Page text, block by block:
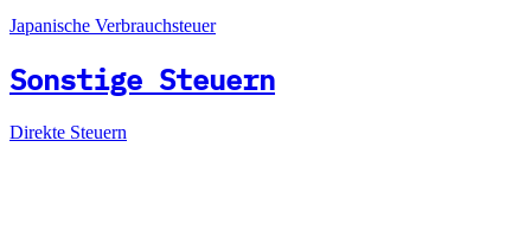
Japanische Verbrauchsteuer
Sonstige Steuern
Direkte Steuern